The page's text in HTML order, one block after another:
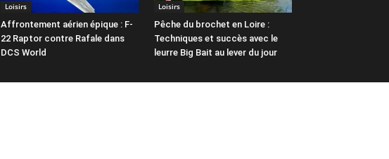
Loisirs
Affrontement aérien épique : F-
22 Raptor contre Rafale dans
DCS World
Loisirs
Pêche du brochet en Loire :
Techniques et succès avec le
leurre Big Bait au lever du jour